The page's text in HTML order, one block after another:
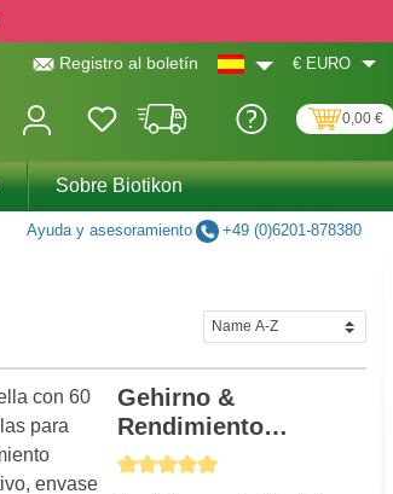
Registro al boletín € EURO
0,00 €
Sobre Biotikon
Ayuda y asesoramiento +49 (0)6201-878380
Calificación promedio de 5 de 5 estrellas
Gehirno &
Rendimiento
mental